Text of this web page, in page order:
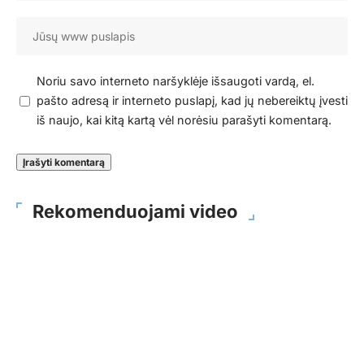
Noriu savo interneto naršyklėje išsaugoti vardą, el.
pašto adresą ir interneto puslapį, kad jų nebereiktų įvesti
iš naujo, kai kitą kartą vėl norėsiu parašyti komentarą.
Rekomenduojami video